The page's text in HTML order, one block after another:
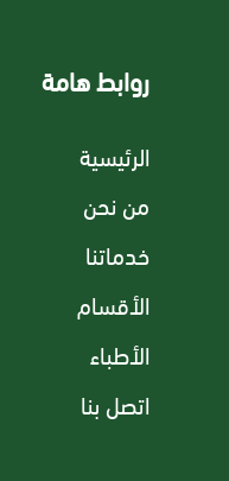
روابط هامة
الرئيسية
من نحن
خدماتنا
الأقسام
الأطباء
اتصل بنا